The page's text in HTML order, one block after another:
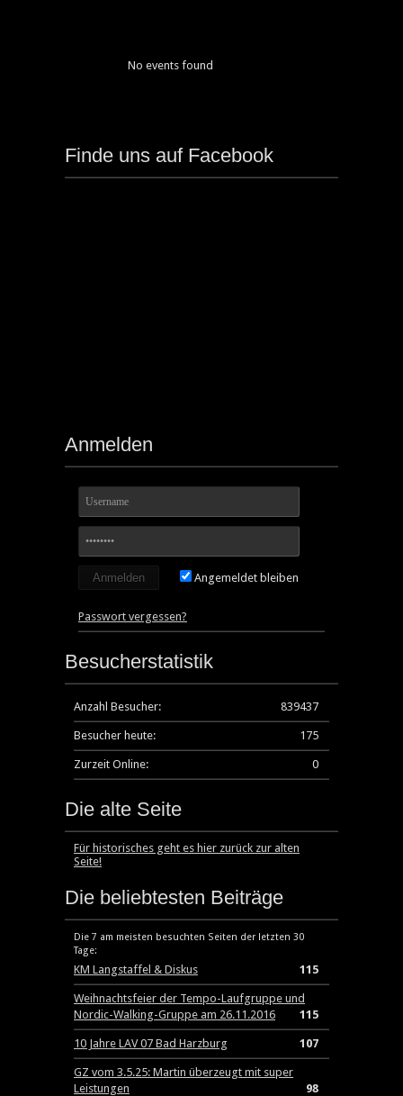
No events found
Finde uns auf Facebook
Anmelden
Angemeldet bleiben
Passwort vergessen?
Besucherstatistik
839437
Anzahl Besucher:
175
Besucher heute:
0
Zurzeit Online:
Die alte Seite
Für historisches geht es hier zurück zur alten
Seite!
Die beliebtesten Beiträge
Die 7 am meisten besuchten Seiten der letzten 30
Tage:
KM Langstaffel & Diskus 115
Weihnachtsfeier der Tempo-Laufgruppe und
Nordic-Walking-Gruppe am 26.11.2016
115
10 Jahre LAV 07 Bad Harzburg 107
GZ vom 3.5.25: Martin überzeugt mit super
Leistungen
98